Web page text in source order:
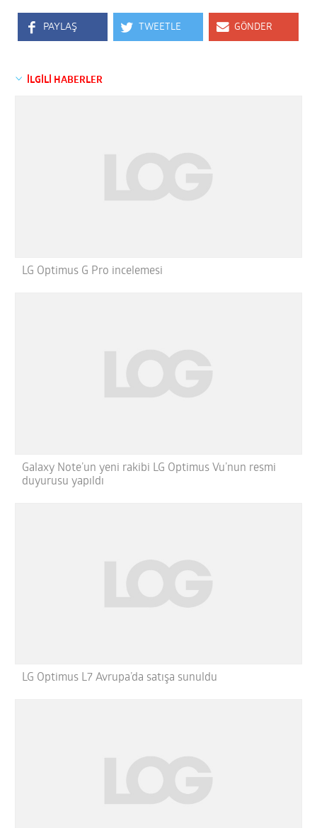
PAYLAŞ TWEETLE GÖNDER
İLGİLİ HABERLER
LG Optimus G Pro incelemesi
Galaxy Note’un yeni rakibi LG Optimus Vu’nun resmi
duyurusu yapıldı
LG Optimus L7 Avrupa’da satışa sunuldu